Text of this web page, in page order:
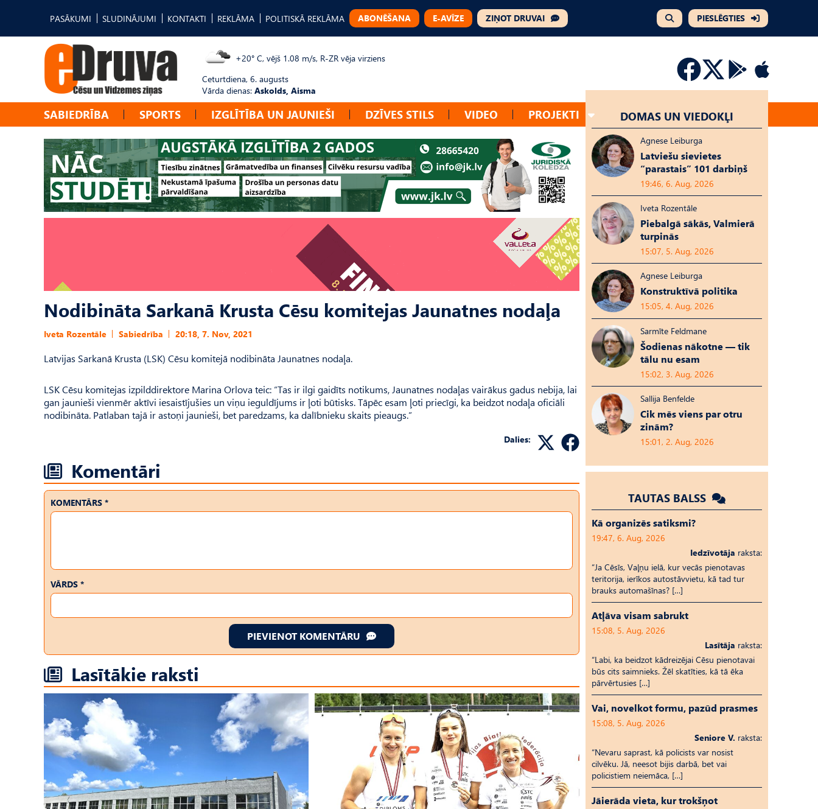
PASĀKUMI SLUDINĀJUMI KONTAKTI REKLĀMA POLITISKĀ REKLĀMA ABONĒŠANA E-AVĪZE ZIŅOT DRUVAI PIESLĒGTIES
+20° C, vējš 1.08 m/s, R-ZR vēja virziens
Ceturtdiena, 6. augusts
Vārda dienas: Askolds, Aisma
SABIEDRĪBA SPORTS IZGLĪTĪBA UN JAUNIEŠI DZĪVES STILS VIDEO PROJEKTI
Nodibināta Sarkanā Krusta Cēsu komitejas Jaunatnes nodaļa
Iveta Rozentāle Sabiedrība 20:18, 7. Nov, 2021
Latvijas Sarkanā Krusta (LSK) Cēsu komitejā nodibināta Jaunatnes nodaļa.
LSK Cēsu komitejas izpilddirektore Marina Orlova teic: “Tas ir ilgi gaidīts notikums, Jaunatnes nodaļas vairākus gadus nebija, lai
gan jaunieši vienmēr aktīvi iesaistījušies un viņu ieguldījums ir ļoti būtisks. Tāpēc esam ļoti priecīgi, ka beidzot nodaļa oficiāli
nodibināta. Patlaban tajā ir astoņi jaunieši, bet paredzams, ka dalībnieku skaits pieaugs.”
Dalies:
Komentāri
KOMENTĀRS *
VĀRDS *
PIEVIENOT KOMENTĀRU
Lasītākie raksti
DOMAS UN VIEDOKĻI
Agnese Leiburga
Latviešu sievietes
“parastais” 101 darbiņš
19:46, 6. Aug, 2026
Iveta Rozentāle
Piebalgā sākās, Valmierā
turpinās
15:07, 5. Aug, 2026
Agnese Leiburga
Konstruktīvā politika
15:05, 4. Aug, 2026
Sarmīte Feldmane
Šodienas nākotne — tik
tālu nu esam
15:02, 3. Aug, 2026
Sallija Benfelde
Cik mēs viens par otru
zinām?
15:01, 2. Aug, 2026
TAUTAS BALSS
Kā organizēs satiksmi?
19:47, 6. Aug, 2026
Iedzīvotāja raksta:
“Ja Cēsīs, Vaļņu ielā, kur vecās pienotavas
teritorija, ierīkos autostāvvietu, kā tad tur
brauks automašīnas? […]
Atļāva visam sabrukt
15:08, 5. Aug, 2026
Lasītāja raksta:
“Labi, ka beidzot kādreizējai Cēsu pienotavai
būs cits saimnieks. Žēl skatīties, kā tā ēka
pārvērtusies […]
Vai, novelkot formu, pazūd prasmes
15:08, 5. Aug, 2026
Seniore V. raksta:
“Nevaru saprast, kā policists var nosist
cilvēku. Jā, neesot bijis darbā, bet vai
policistiem neiemāca, […]
Jāierāda vieta, kur trokšņot